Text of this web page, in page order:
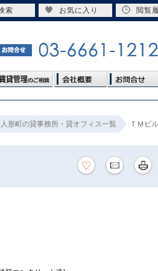
人形町の貸事務所・貸オフィス一覧 ＴＭビル
索 お気に入り 閲覧